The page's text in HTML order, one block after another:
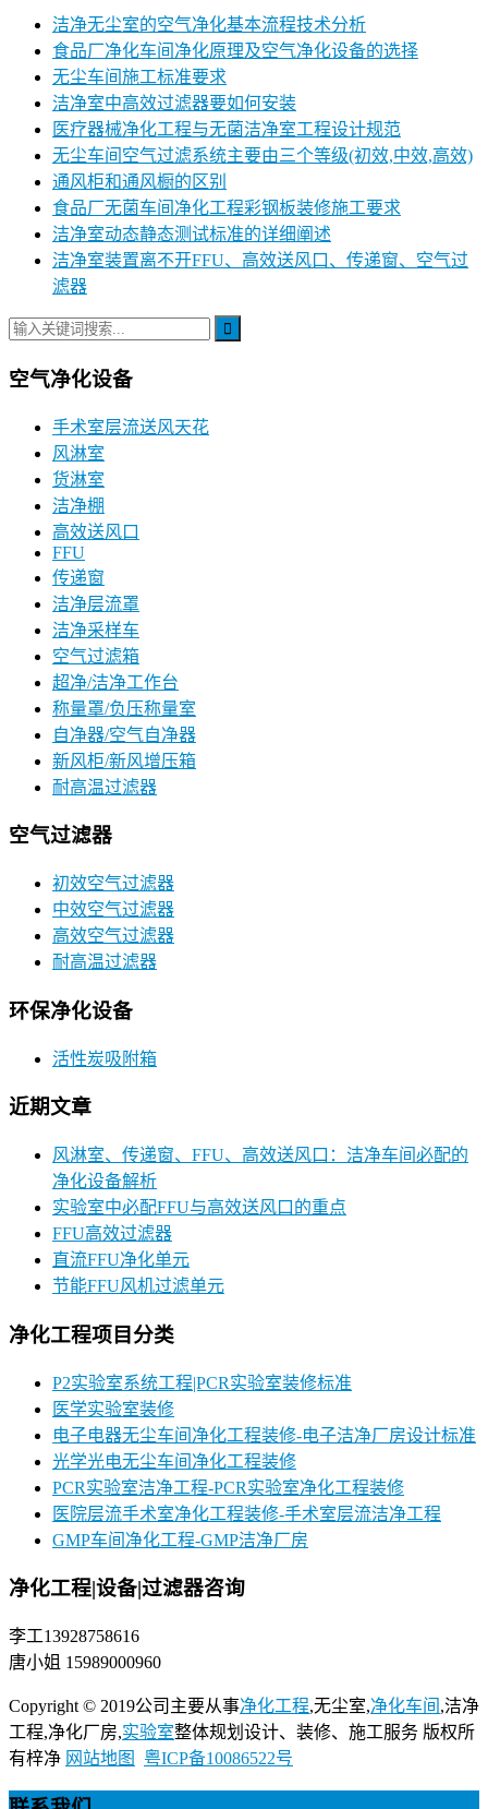
洁净无尘室的空气净化基本流程技术分析
食品厂净化车间净化原理及空气净化设备的选择
无尘车间施工标准要求
洁净室中高效过滤器要如何安装
医疗器械净化工程与无菌洁净室工程设计规范
无尘车间空气过滤系统主要由三个等级(初效,中效,高效)
通风柜和通风橱的区别
食品厂无菌车间净化工程彩钢板装修施工要求
洁净室动态静态测试标准的详细阐述
洁净室装置离不开FFU、高效送风口、传递窗、空气过
滤器
空气净化设备
手术室层流送风天花
风淋室
货淋室
洁净棚
高效送风口
FFU
传递窗
洁净层流罩
洁净采样车
空气过滤箱
超净/洁净工作台
称量罩/负压称量室
自净器/空气自净器
新风柜/新风增压箱
耐高温过滤器
空气过滤器
初效空气过滤器
中效空气过滤器
高效空气过滤器
耐高温过滤器
环保净化设备
活性炭吸附箱
近期文章
风淋室、传递窗、FFU、高效送风口：洁净车间必配的
净化设备解析
实验室中必配FFU与高效送风口的重点
FFU高效过滤器
直流FFU净化单元
节能FFU风机过滤单元
净化工程项目分类
P2实验室系统工程|PCR实验室装修标准
医学实验室装修
电子电器无尘车间净化工程装修-电子洁净厂房设计标准
光学光电无尘车间净化工程装修
PCR实验室洁净工程-PCR实验室净化工程装修
医院层流手术室净化工程装修-手术室层流洁净工程
GMP车间净化工程-GMP洁净厂房
净化工程|设备|过滤器咨询
李工13928758616
唐小姐 15989000960
Copyright © 2019公司主要从事净化工程,无尘室,净化车间 ,洁净
工程,净化厂房,实验室整体规划设计、装修、施工服务 版权所
有梓净 网站地图 粤ICP备10086522号